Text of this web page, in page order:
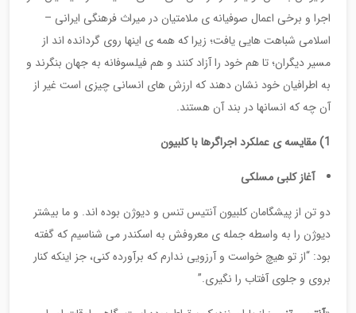
اجرا و برخی اعمال صوفیانه ی ملامتیان در میراث فرهنگی ایرانی –
اسلامی شباهت هایی یافت؛ زیرا که همه ی اینها روی گردانده اند از
مسیر دیگران؛ تا هم خود را آزاد کنند و هم فیلسوفانه به جهان بنگرند و
به اطرافیان خود نشان دهند که ارزش های انسانی چیزی است غیر از
آن چه که انسانها در بند آن هستند.
1) مقایسه ی عملکرد اجراگرها با کلبیون
آغاز کلبی مسلکی
دو تن از پیشگامان کلبیون آنتیس تنس و دیوژن بوده اند. و ما بیشتر
دیوژن را به واسطه جمله ی معروفش به اسکندر می شناسیم که گفته
بود: “از تو هیچ خواست و آرزویی ندارم که برآورده کنی، جز اینکه کنار
بروی و جلوی آفتاب را نگیری.”